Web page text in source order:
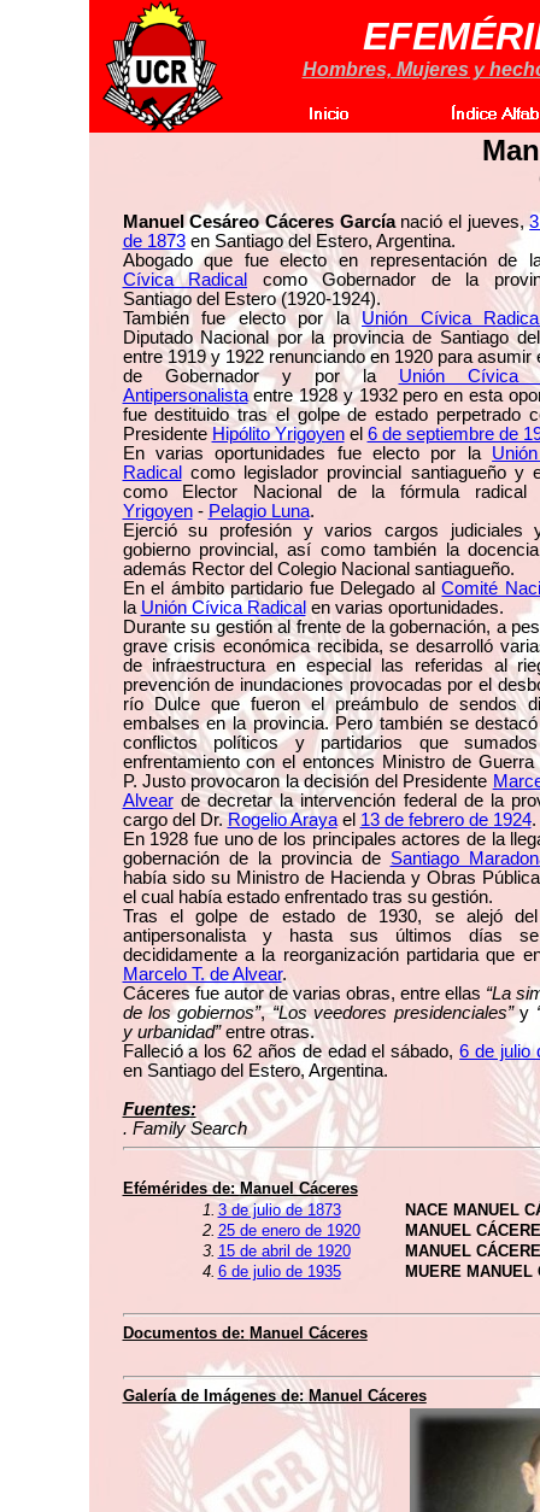
Hombres, Mujeres y
Manuel Cesáreo Cáceres Garcíanació el jueves,
de 1873en Santiago del Estero, Argentina.
Abogado que fue electo en representación de
Cívica Radical
como Gobernador de la
Santiago del Estero (1920-1924).
También fue electo por laUnión Cívica
Diputado Nacional por la provincia de Santiago
entre 1919 y 1922 renunciando en 1920 para asumir
de Gobernador y por la Unión Cívica
Antipersonalistaentre 1928 y 1932 pero en esta
fue destituido tras el golpe de estado perpetrado
Presidente Hipólito Yrigoyenel 6 de septiembre de
En varias oportunidades fue electo por la
Radical
como legislador provincial santiagueño y
como Elector Nacional de la fórmula
Yrigoyen- Pelagio Luna.
Ejerció su profesión y varios cargos judiciales
gobierno provincial, así como también la
además Rector del Colegio Nacional santiagueño.
En el ámbito partidario fue Delegado alComité
la Unión Cívica Radical en varias oportunidades.
Durante su gestión al frente de la gobernación, a
grave crisis económica recibida, se desarrolló
de infraestructura en especial las referidas al
prevención de inundaciones provocadas por el
río Dulce que fueron el preámbulo de sendos
embalses en la provincia. Pero también se
conflictos políticos y partidarios que
enfrentamiento con el entonces Ministro de Guerra
P. Justo provocaron la decisión del Presidente
Alvearde decretar la intervención federal de la
cargo del Dr.Rogelio Arayael 13 de febrero de 1924.
En 1928 fue uno de los principales actores de la
gobernación de la provincia de Santiago
había sido su Ministro de Hacienda y Obras
el cual había estado enfrentado tras su gestión.
Tras el golpe de estado de 1930, se alejó
antipersonalista y hasta sus últimos días
decididamente a la reorganización partidaria que
Marcelo T. de Alvear.
Cáceres fue autor de varias obras, entre ellas “La
de los gobiernos”,“Los veedores presidenciales”y
y urbanidad”entre otras.
Falleció a los 62 años de edad el sábado,6 de julio
en Santiago del Estero, Argentina.
Fuentes:
. Family Search
Efémérides de:Manuel Cáceres
1. 3 de julio de 1873
NACE MANUEL
2. 25 de enero de 1920
MANUEL
3. 15 de abril de 1920
MANUEL
4. 6 de julio de 1935 MUERE MANUEL
Documentos de: Manuel Cáceres
Galería de Imágenes de: Manuel Cáceres